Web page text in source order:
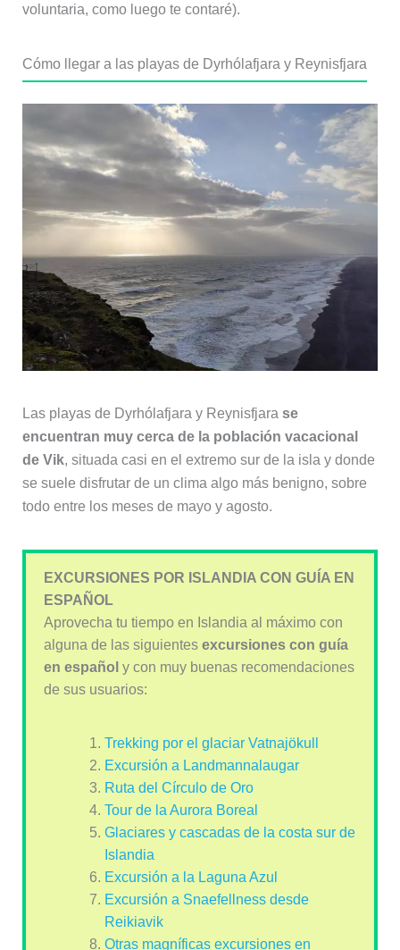
voluntaria, como luego te contaré).
Cómo llegar a las playas de Dyrhólafjara y Reynisfjara
Las playas de Dyrhólafjara y Reynisfjara se
encuentran muy cerca de la población vacacional
de Vik, situada casi en el extremo sur de la isla y donde
se suele disfrutar de un clima algo más benigno, sobre
todo entre los meses de mayo y agosto.
EXCURSIONES POR ISLANDIA CON GUÍA EN
ESPAÑOL
Aprovecha tu tiempo en Islandia al máximo con
alguna de las siguientes excursiones con guía
en español y con muy buenas recomendaciones
de sus usuarios:
Trekking por el glaciar Vatnajökull
Excursión a Landmannalaugar
Ruta del Círculo de Oro
Tour de la Aurora Boreal
Glaciares y cascadas de la costa sur de
Islandia
Excursión a la Laguna Azul
Excursión a Snaefellness desde
Reikiavik
Otras magníficas excursiones en